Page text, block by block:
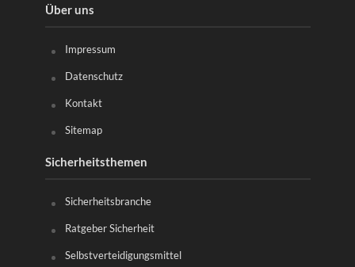
Über uns
Impressum
Datenschutz
Kontakt
Sitemap
Sicherheitsthemen
Sicherheitsbranche
Ratgeber Sicherheit
Selbstverteidigungsmittel